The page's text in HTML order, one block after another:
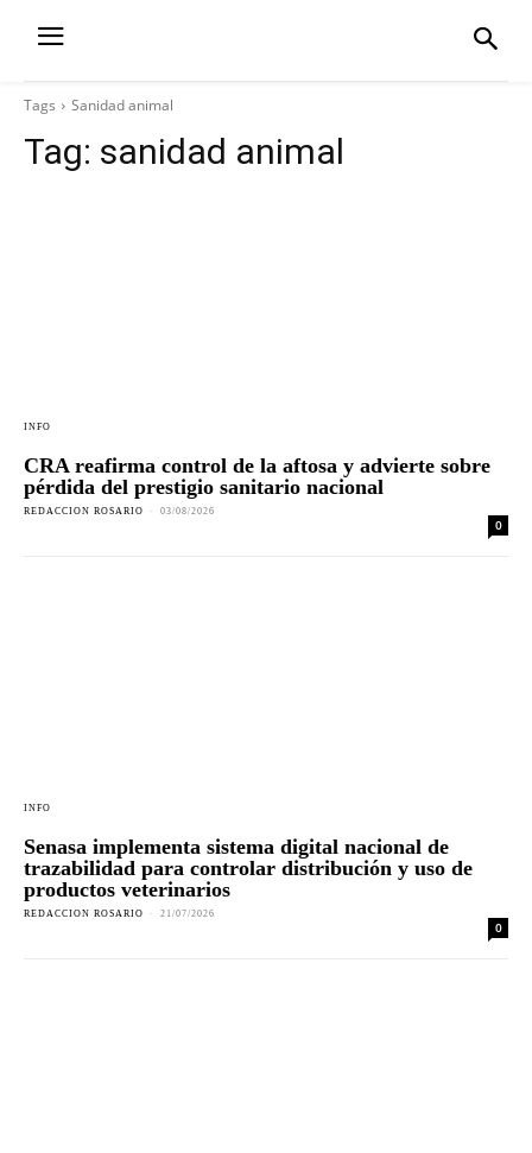
Tags Sanidad animal
Tag: sanidad animal
INFO
CRA reafirma control de la aftosa y advierte sobre
pérdida del prestigio sanitario nacional
REDACCION ROSARIO - 03/08/2026
0
INFO
Senasa implementa sistema digital nacional de
trazabilidad para controlar distribución y uso de
productos veterinarios
REDACCION ROSARIO - 21/07/2026
0